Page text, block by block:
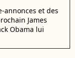
annonces et des
James
Obama lui